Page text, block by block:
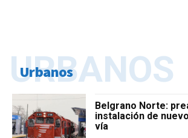
Urbanos
URBANOS
Belgrano Norte:
instalación de
vía